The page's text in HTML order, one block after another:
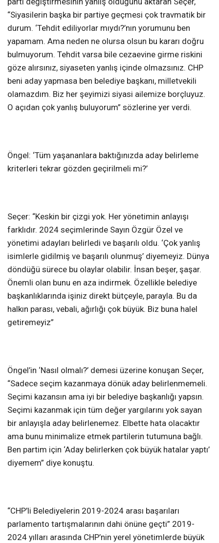
“Siyasilerin başka bir partiye geçmesi çok travmatik bir
durum. ‘Tehdit ediliyorlar mıydı?’nın yorumunu ben
yapamam. Ama neden ne olursa olsun bu kararı doğru
bulmuyorum. Tehdit varsa bile cezaevine girme riskini
göze alırsınız, siyaseten yanlış içinde olmazsınız. CHP
beni aday yapmasa ben belediye başkanı, milletvekili
olamazdım. Biz her şeyimizi siyasi ailemize borçluyuz.
O açıdan çok yanlış buluyorum” sözlerine yer verdi.
Öngel: ‘Tüm yaşananlara baktığınızda aday belirleme
kriterleri tekrar gözden geçirilmeli mi?’
Seçer: “Keskin bir çizgi yok. Her yönetimin anlayışı
farklıdır. 2024 seçimlerinde Sayın Özgür Özel ve
yönetimi adayları belirledi ve başarılı oldu. ‘Çok yanlış
isimlerle gidilmiş ve başarılı olunmuş’ diyemeyiz. Dünya
döndüğü sürece bu olaylar olabilir. İnsan beşer, şaşar.
Önemli olan bunu en aza indirmek. Özellikle belediye
başkanlıklarında işiniz direkt bütçeyle, parayla. Bu da
halkın parası, vebali, ağırlığı çok büyük. Biz buna halel
getiremeyiz”
Öngel’in ‘Nasıl olmalı?’ demesi üzerine konuşan Seçer,
“Sadece seçim kazanmaya dönük aday belirlenmemeli.
Seçimi kazansın ama iyi bir belediye başkanlığı yapsın.
Seçimi kazanmak için tüm değer yargılarını yok sayan
bir anlayışla aday belirlenemez. Elbette hata olacaktır
ama bunu minimalize etmek partilerin tutumuna bağlı.
Ben partim için ‘Aday belirlerken çok büyük hatalar yaptı’
diyemem” diye konuştu.
“CHP’li Belediyelerin 2019-2024 arası başarıları
parlamento tartışmalarının dahi önüne geçti” 2019-
2024 yılları arasında CHP’nin yerel yönetimlerde büyük